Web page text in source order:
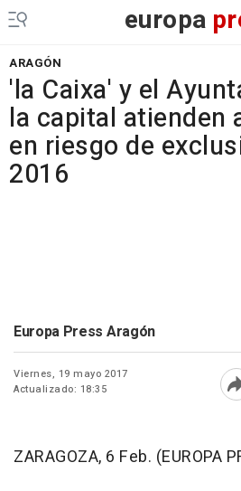
europa
ARAGÓN
'la Caixa' y el
la capital atienden
en riesgo de
2016
Europa Press Aragón
Viernes, 19 mayo 2017
Actualizado: 18:35
ZARAGOZA, 6 Feb. (EUROPA